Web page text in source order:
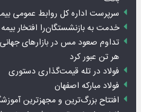
سرپرست اداره کل روابط عمومی
خدمت به بازنشستگان‌را افتخار
هر تن عبور کرد
فولاد در تله قیمت‌گذاری دستوری
فولاد مبارکه اصفهان
افتتاح بزرگ‌ترین و مجهزترین